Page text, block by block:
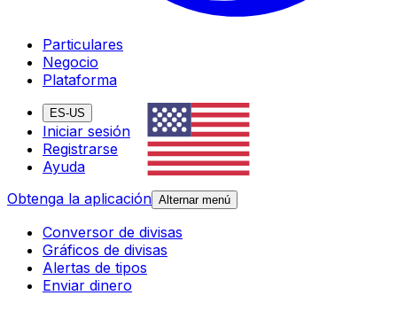
Particulares
Negocio
Plataforma
ES-US
Iniciar sesión
Registrarse
Ayuda
Obtenga la aplicación Alternar menú
Conversor de divisas
Gráficos de divisas
Alertas de tipos
Enviar dinero